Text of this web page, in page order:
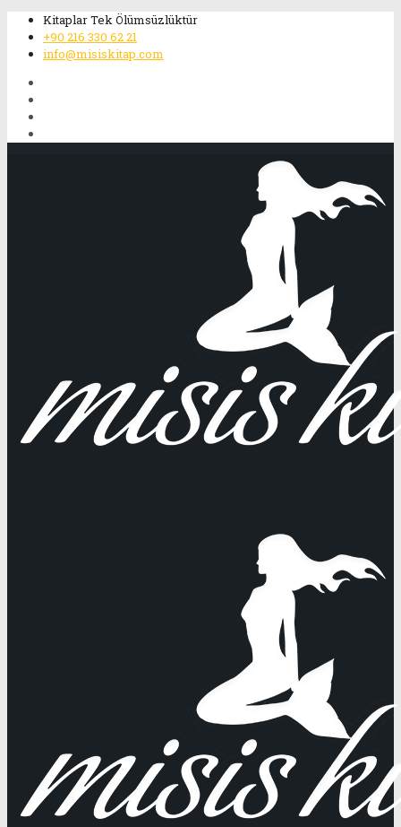
Kitaplar Tek Ölümsüzlüktür
+90 216 330 62 21
info@misiskitap.com